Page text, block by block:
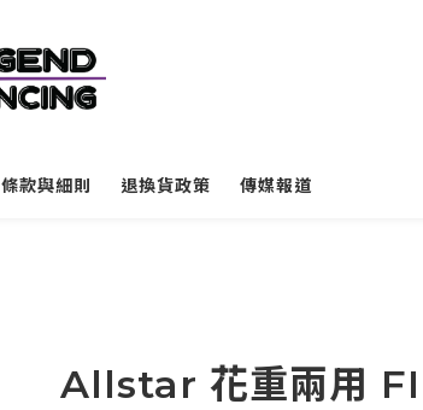
條款與細則 退換貨政策 傳媒報道
Allstar 花重兩用